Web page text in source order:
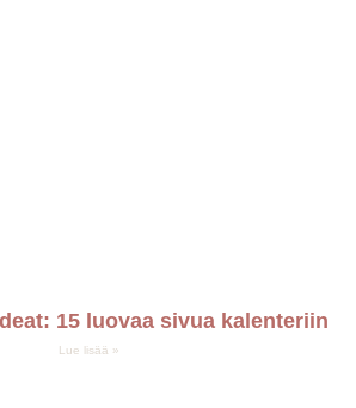
15 luovaa sivua kalenteriin
Lue lisää »